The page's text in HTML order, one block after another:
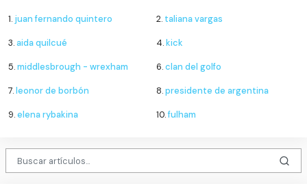
1. juan fernando quintero 2. taliana vargas
3.aida quilcué 4.kick
5.middlesbrough - wrexham 6.clan del golfo
7.leonor de borbón 8.presidente de argentina
9.elena rybakina 10.fulham